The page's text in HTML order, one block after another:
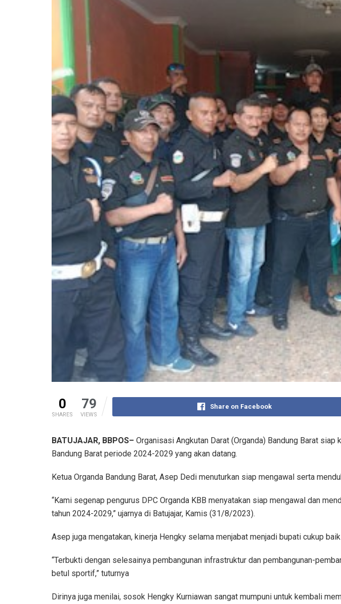
0
SHARES
79
VIEWS
Share on Facebook
BATUJAJAR, BBPOS– Organisasi Angkutan Darat (Organda) Bandung Barat
Bandung Barat periode 2024-2029 yang akan datang.
Ketua Organda Bandung Barat, Asep Dedi menuturkan siap mengawal serta
“Kami segenap pengurus DPC Organda KBB menyatakan siap mengawal dan
tahun 2024-2029,” ujarnya di Batujajar, Kamis (31/8/2023).
Asep juga mengatakan, kinerja Hengky selama menjabat menjadi bupati cukup
“Terbukti dengan selesainya pembangunan infrastruktur dan pembangunan-
betul sportif,” tuturnya
Dirinya juga menilai, sosok Hengky Kurniawan sangat mumpuni untuk kembali